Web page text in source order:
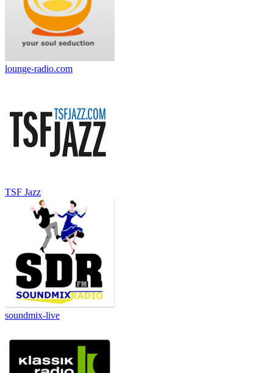
lounge-radio.com
TSF Jazz
soundmix-live